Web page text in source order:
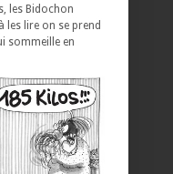
les Bidochon
les lire on se prend
sommeille en